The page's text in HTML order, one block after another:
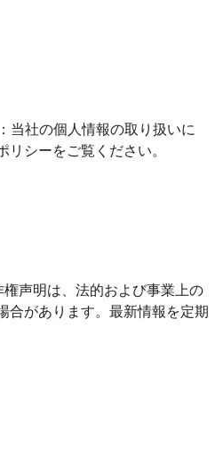
当社の個人情報の取り扱いに
シーをご覧ください。
声明は、法的および事業上の
合があります。最新情報を定期